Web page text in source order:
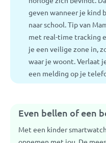
geven wanneer je kind
naar school. Tip van
met real-time tracking
je een veilige zone in,
waar je woont. Verlaat
een melding op je
Even bellen of een
Met een kinder